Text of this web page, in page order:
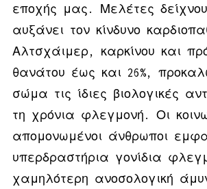
εποχής μας. Μελέτες
αυξάνει τον κίνδυνο
Αλτσχάιμερ, καρκίνου και
θανάτου έως και 26%,
σώμα τις ίδιες βιολογικές
τη χρόνια φλεγμονή. Οι
απομονωμένοι άνθρωποι
υπερδραστήρια γονίδια
χαμηλότερη ανοσολογική